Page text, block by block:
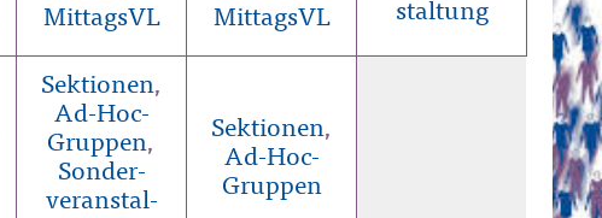
staltung
MittagsVL MittagsVL
Sektionen,
Ad-Hoc-
Gruppen,
Sonder-
veranstal-
Sektionen,
Ad-Hoc-
Gruppen